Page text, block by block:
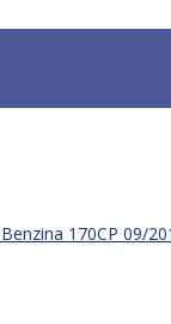
170CP 09/